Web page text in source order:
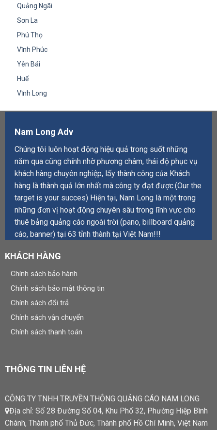
Quảng Ngãi
Sơn La
Phú Thọ
Vĩnh Phúc
Yên Bái
Huế
Vĩnh Long
Nam Long Adv
Chúng tôi luôn hoạt động hiệu quả trong suốt những
năm qua cũng chính nhờ phương châm, thái độ phục vụ
khách hàng chuyên nghiệp, lấy thành công của Khách
hàng là thành quả lớn nhất mà công ty đạt được.(Our the
target is your succes) Hiện tại, Nam Long là một trong
những đơn vị hoạt động chuyên sâu trong lĩnh vực cho
thuê bảng quảng cáo ngoài trời (pano, billboard quảng
cáo, banner) tại 63 tỉnh thành tại Việt Nam!!!
KHÁCH HÀNG
Chính sách bảo hành
Chính sách bảo mật thông tin
Chính sách đổi trả
Chính sách vận chuyển
Chính sách thanh toán
THÔNG TIN LIÊN HỆ
CÔNG TY TNHH TRUYỀN THÔNG QUẢNG CÁO NAM LONG
Địa chỉ: Số 28 Đường Số 04, Khu Phố 32, Phường Hiệp Bình
Chánh, Thành phố Thủ Đức, Thành phố Hồ Chí Minh, Việt Nam